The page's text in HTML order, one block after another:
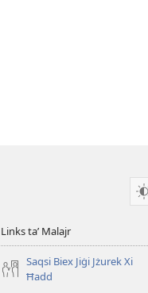
Links taʼ Malajr
Saqsi Biex Jiġi Jżurek Xi
Ħadd